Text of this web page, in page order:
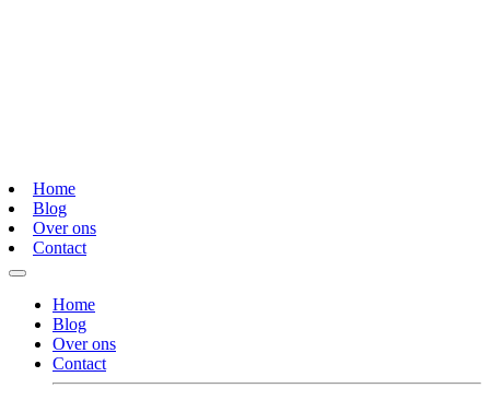
Home
Blog
Over ons
Contact
Home
Blog
Over ons
Contact